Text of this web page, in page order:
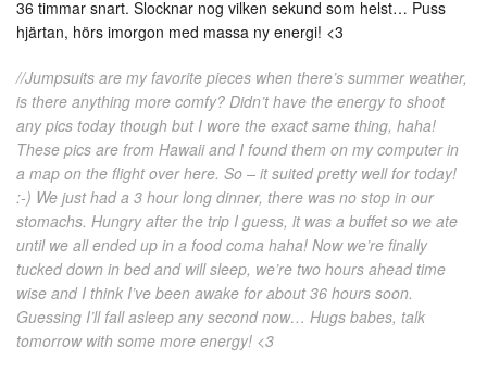
36 timmar snart. Slocknar nog vilken sekund som helst… Puss
hjärtan, hörs imorgon med massa ny energi! <3
//Jumpsuits are my favorite pieces when there’s summer weather,
is there anything more comfy? Didn’t have the energy to shoot
any pics today though but I wore the exact same thing, haha!
These pics are from Hawaii and I found them on my computer in
a map on the flight over here. So – it suited pretty well for today!
:-) We just had a 3 hour long dinner, there was no stop in our
stomachs. Hungry after the trip I guess, it was a buffet so we ate
until we all ended up in a food coma haha! Now we’re finally
tucked down in bed and will sleep, we’re two hours ahead time
wise and I think I’ve been awake for about 36 hours soon.
Guessing I’ll fall asleep any second now… Hugs babes, talk
tomorrow with some more energy! <3